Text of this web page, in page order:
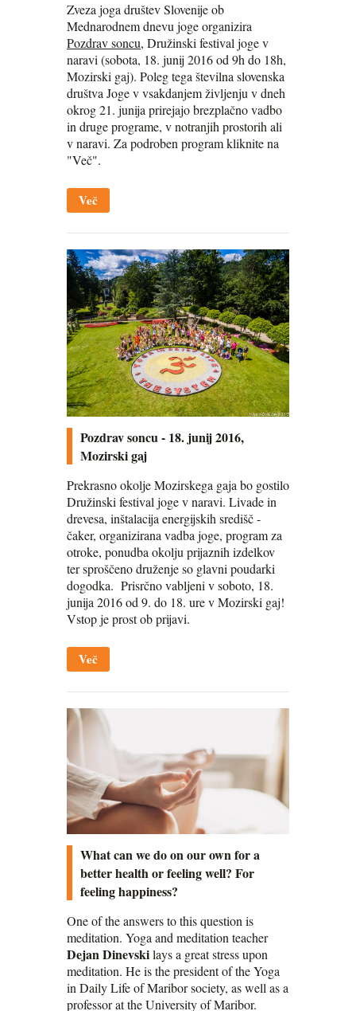
Zveza joga društev Slovenije ob
Mednarodnem dnevu joge organizira
Pozdrav soncu, Družinski festival joge v
naravi (sobota, 18. junij 2016 od 9h do 18h,
Mozirski gaj). Poleg tega številna slovenska
društva Joge v vsakdanjem življenju v dneh
okrog 21. junija prirejajo brezplačno vadbo
in druge programe, v notranjih prostorih ali
v naravi. Za podroben program kliknite na
"Več".
Več
Pozdrav soncu - 18. junij 2016,
Mozirski gaj
Prekrasno okolje Mozirskega gaja bo gostilo
Družinski festival joge v naravi. Livade in
drevesa, inštalacija energijskih središč -
čaker, organizirana vadba joge, program za
otroke, ponudba okolju prijaznih izdelkov
ter sproščeno druženje so glavni poudarki
dogodka. Prisrčno vabljeni v soboto, 18.
junija 2016 od 9. do 18. ure v Mozirski gaj!
Vstop je prost ob prijavi.
Več
What can we do on our own for a
better health or feeling well? For
feeling happiness?
One of the answers to this question is
meditation. Yoga and meditation teacher
Dejan Dinevskilays a great stress upon
meditation. He is the president of the Yoga
in Daily Life of Maribor society, as well as a
professor at the University of Maribor.